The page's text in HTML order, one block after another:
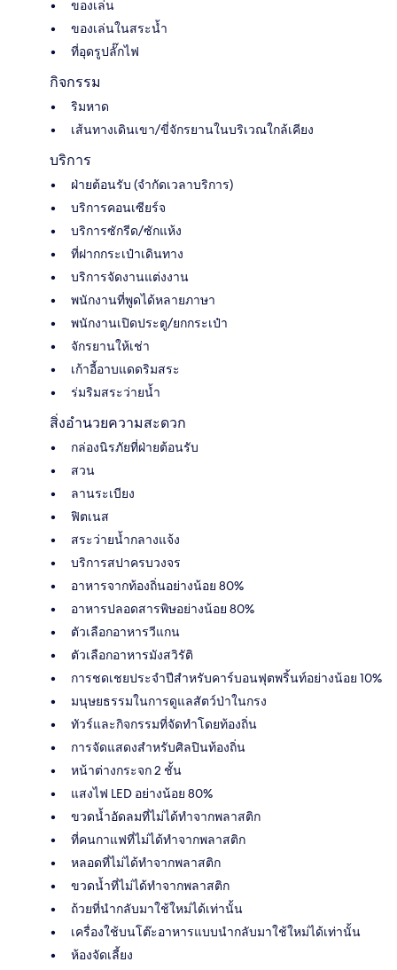
ของเล่น
ของเล่นในสระน้ำ
ที่อุดรูปลั๊กไฟ
กิจกรรม
ริมหาด
เส้นทางเดินเขา/ขี่จักรยานในบริเวณใกล้เคียง
บริการ
ฝ่ายต้อนรับ (จำกัดเวลาบริการ)
บริการคอนเซียร์จ
บริการซักรีด/ซักแห้ง
ที่ฝากกระเป๋าเดินทาง
บริการจัดงานแต่งงาน
พนักงานที่พูดได้หลายภาษา
พนักงานเปิดประตู/ยกกระเป๋า
จักรยานให้เช่า
เก้าอี้อาบแดดริมสระ
ร่มริมสระว่ายน้ำ
สิ่งอำนวยความสะดวก
กล่องนิรภัยที่ฝ่ายต้อนรับ
สวน
ลานระเบียง
ฟิตเนส
สระว่ายน้ำกลางแจ้ง
บริการสปาครบวงจร
อาหารจากท้องถิ่นอย่างน้อย 80%
อาหารปลอดสารพิษอย่างน้อย 80%
ตัวเลือกอาหารวีแกน
ตัวเลือกอาหารมังสวิรัติ
การชดเชยประจำปีสำหรับคาร์บอนฟุตพริ้นท์อย่างน้อย 10%
มนุษยธรรมในการดูแลสัตว์ป่าในกรง
ทัวร์และกิจกรรมที่จัดทำโดยท้องถิ่น
การจัดแสดงสำหรับศิลปินท้องถิ่น
หน้าต่างกระจก 2 ชั้น
แสงไฟ LED อย่างน้อย 80%
ขวดน้ำอัดลมที่ไม่ได้ทำจากพลาสติก
ที่คนกาแฟที่ไม่ได้ทำจากพลาสติก
หลอดที่ไม่ได้ทำจากพลาสติก
ขวดน้ำที่ไม่ได้ทำจากพลาสติก
ถ้วยที่นำกลับมาใช้ใหม่ได้เท่านั้น
เครื่องใช้บนโต๊ะอาหารแบบนำกลับมาใช้ใหม่ได้เท่านั้น
ห้องจัดเลี้ยง